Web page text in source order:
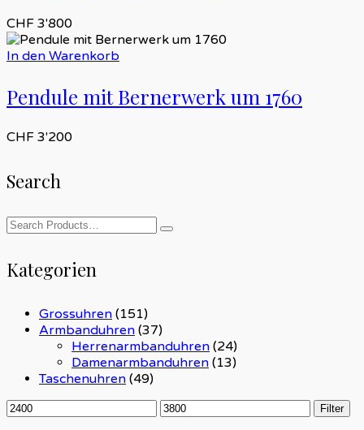
CHF 3'800
In den Warenkorb
Pendule mit Bernerwerk um 1760
CHF 3'200
Search
Kategorien
Grossuhren (151)
Armbanduhren (37)
Herrenarmbanduhren (24)
Damenarmbanduhren (13)
Taschenuhren (49)
Min.
Max.
Filter